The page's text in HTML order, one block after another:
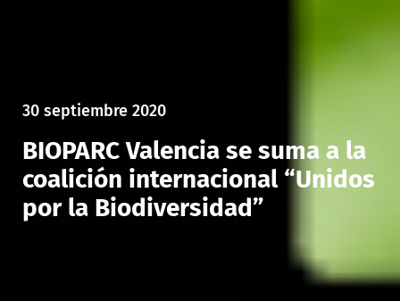
30 septiembre 2020
BIOPARC Valencia se suma a la
coalición internacional “Unidos
por la Biodiversidad”